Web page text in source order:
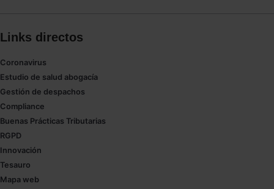
Links directos
Coronavirus
Estudio de salud abogacía
Gestión de despachos
Compliance
Buenas Prácticas Tributarias
RGPD
Innovación
Tesauro
Mapa web